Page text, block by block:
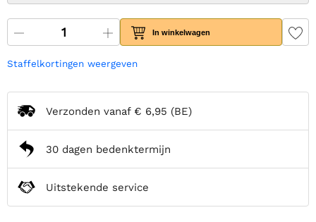
In winkelwagen
Staffelkortingen weergeven
Verzonden vanaf € 6,95 (BE)
30 dagen bedenktermijn
Uitstekende service